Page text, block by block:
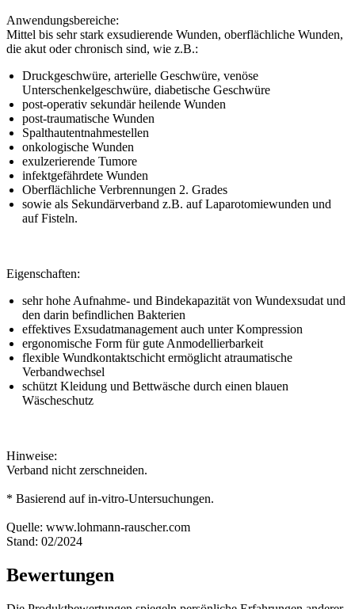
Anwendungsbereiche:
Mittel bis sehr stark exsudierende Wunden, oberflächliche Wunden,
die akut oder chronisch sind, wie z.B.:
Druckgeschwüre, arterielle Geschwüre, venöse
Unterschenkelgeschwüre, diabetische Geschwüre
post-operativ sekundär heilende Wunden
post-traumatische Wunden
Spalthautentnahmestellen
onkologische Wunden
exulzerierende Tumore
infektgefährdete Wunden
Oberflächliche Verbrennungen 2. Grades
sowie als Sekundärverband z.B. auf Laparotomiewunden und
auf Fisteln.
Eigenschaften:
sehr hohe Aufnahme- und Bindekapazität von Wundexsudat und
den darin befindlichen Bakterien
effektives Exsudatmanagement auch unter Kompression
ergonomische Form für gute Anmodellierbarkeit
flexible Wundkontaktschicht ermöglicht atraumatische
Verbandwechsel
schützt Kleidung und Bettwäsche durch einen blauen
Wäscheschutz
Hinweise:
Verband nicht zerschneiden.
* Basierend auf in-vitro-Untersuchungen.
Quelle: www.lohmann-rauscher.com
Stand: 02/2024
Bewertungen